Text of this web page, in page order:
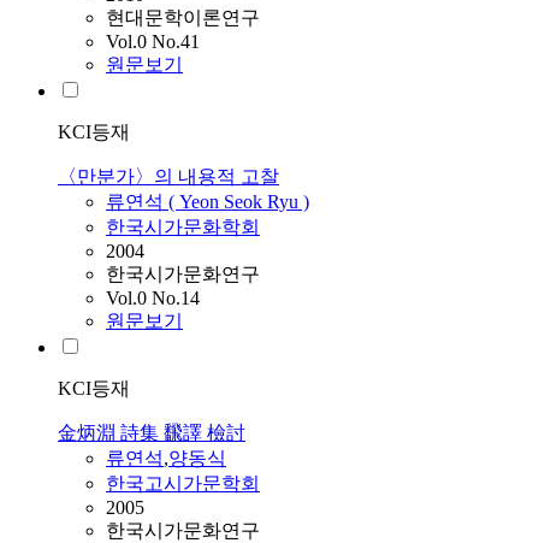
현대문학이론연구
Vol.0 No.41
원문보기
KCI등재
〈만분가〉의 내용적 고찰
류연석 ( Yeon Seok Ryu )
한국시가문화학회
2004
한국시가문화연구
Vol.0 No.14
원문보기
KCI등재
金炳淵 詩集 飜譯 檢討
류연석,양동식
한국고시가문학회
2005
한국시가문화연구